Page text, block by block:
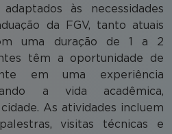
às necessidades
da FGV, tanto atuais
uma duração de 1 a 2
têm a oportunidade de
em uma experiência
a vida acadêmica,
As atividades incluem
visitas técnicas e